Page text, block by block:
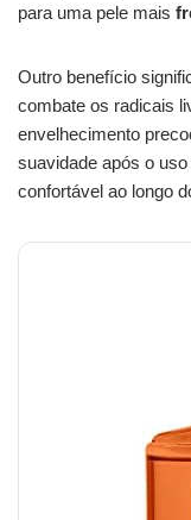
para uma pele mais
Outro benefício
combate os radicais
envelhecimento
suavidade após o
confortável ao longo